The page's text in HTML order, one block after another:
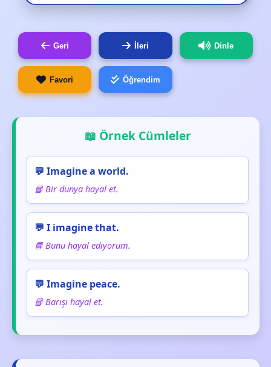
Geri İleri Dinle
Favori Öğrendim
📖 Örnek Cümleler
💬 Imagine a world.
📘 Bir dünya hayal et.
💬 I imagine that.
📘 Bunu hayal ediyorum.
💬 Imagine peace.
📘 Barışı hayal et.